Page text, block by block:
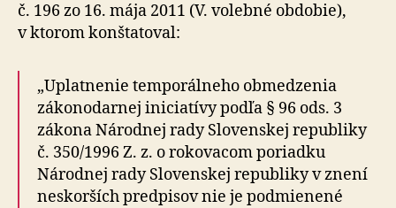
č. 196 zo 16. mája 2011 (V. volebné obdobie),
v ktorom konštatoval:
„Uplatnenie temporálneho obmedzenia
zákonodarnej iniciatívy podľa § 96 ods. 3
zákona Národnej rady Slovenskej republiky
č. 350/1996 Z. z. o rokovacom poriadku
Národnej rady Slovenskej republiky v znení
neskorších predpisov nie je podmienené